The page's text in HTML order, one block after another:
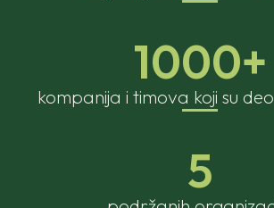
1000+
kompanija i timova koji su
5